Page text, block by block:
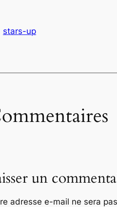
stars-up
un
adresse e-mail ne sera